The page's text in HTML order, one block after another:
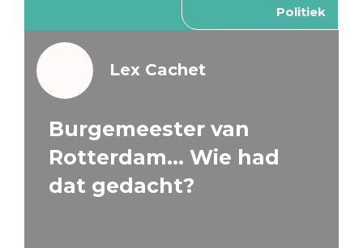
Politiek
Lex Cachet
Burgemeester van
Rotterdam… Wie had
dat gedacht?